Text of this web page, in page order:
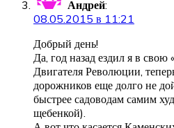
Андрей:
08.05.2015 в 11:21
Добрый день!
Да, год назад ездил я в свою
Двигателя Революции,
дорожников еще долго не
быстрее садоводам самим
щебенкой).